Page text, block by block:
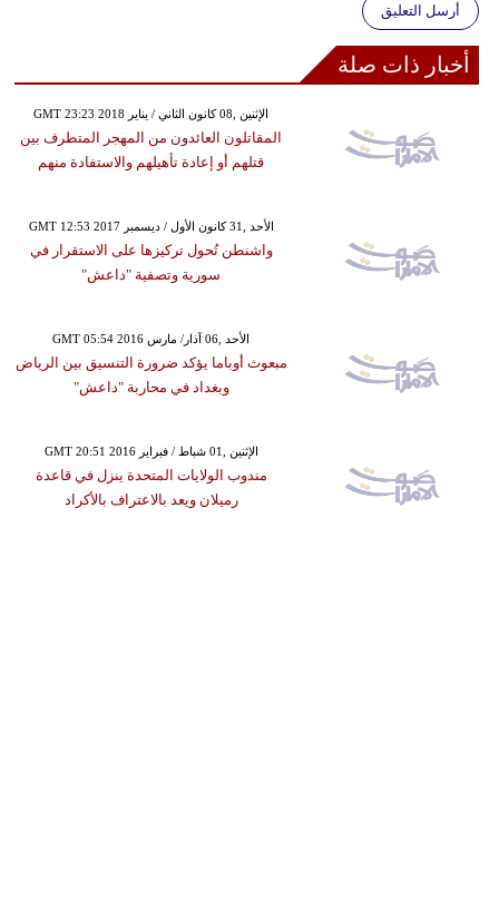
أرسل التعليق
أخبار ذات صلة
GMT 23:23 2018 الإثنين ,08 كانون الثاني / يناير
المقاتلون العائدون من المهجر المتطرف بين
قتلهم أو إعادة تأهيلهم والاستفادة منهم
GMT 12:53 2017 الأحد ,31 كانون الأول / ديسمبر
واشنطن تُحول تركيزها على الاستقرار في
سورية وتصفية "داعش"
GMT 05:54 2016 الأحد ,06 آذار/ مارس
مبعوث أوباما يؤكد ضرورة التنسيق بين الرياض
وبغداد في محاربة "داعش"
GMT 20:51 2016 الإثنين ,01 شباط / فبراير
مندوب الولايات المتحدة ينزل في قاعدة
رميلان ويعد بالاعتراف بالأكراد